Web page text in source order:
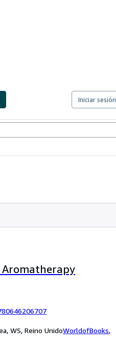
Iniciar sesión
Aromatherapy
WS, Reino UnidoWorldofBooks,